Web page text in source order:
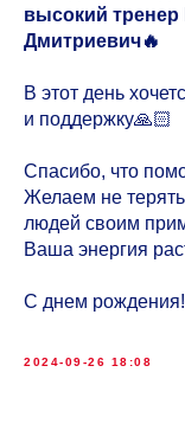
высокий тренер
Дмитриевич🔥
В этот день
и поддержку🙏🏻
Спасибо, что
Желаем не
людей своим
Ваша энергия
С днем
2024-09-26 18:08